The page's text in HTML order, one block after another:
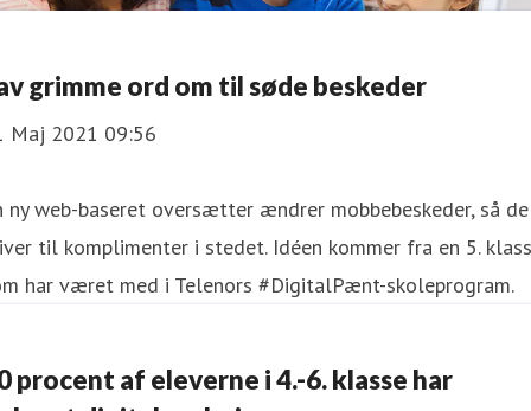
grimme ord om til søde beskeder
Maj 2021 09:56
ny web-baseret oversætter ændrer mobbebeskeder, så de
til komplimenter i stedet. Idéen kommer fra en 5.
har været med i Telenors #DigitalPænt-skoleprogram.
procent af eleverne i 4.-6. klasse har